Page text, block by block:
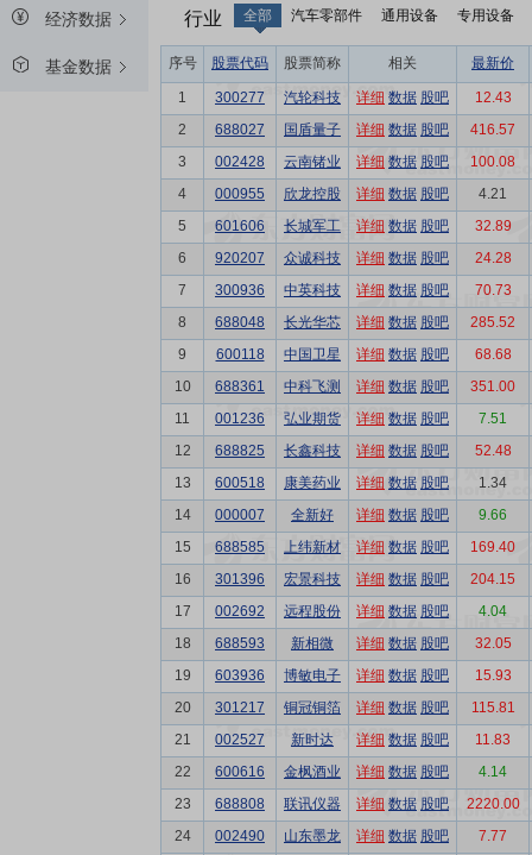
经济数据
基金数据
行业 全部 汽车零部件 通用设备 专用设备
序号 股票代码 股票简称 相关 最新价
1 300277 汽轮科技 详细 数据 股吧
12.43
2
688027 国盾量子 详细 数据 股吧
416.57
3
002428 云南锗业 详细 数据 股吧
100.08
4
000955 欣龙控股 详细 数据 股吧
4.21
5
601606 长城军工 详细 数据 股吧
32.89
6
920207 众诚科技 详细 数据 股吧
24.28
7
300936 中英科技 详细 数据 股吧
70.73
8
688048 长光华芯 详细 数据 股吧
285.52
9
600118 中国卫星 详细 数据 股吧
68.68
10
688361 中科飞测 详细 数据 股吧
351.00
11
001236 弘业期货 详细 数据 股吧
7.51
12
688825 长鑫科技 详细 数据 股吧
52.48
13
600518 康美药业 详细 数据 股吧
1.34
14
000007 全新好 详细 数据 股吧
9.66
15
688585 上纬新材 详细 数据 股吧
169.40
16
301396 宏景科技 详细 数据 股吧
204.15
17
002692 远程股份 详细 数据 股吧
4.04
18
688593 新相微 详细 数据 股吧
32.05
19
603936 博敏电子 详细 数据 股吧
15.93
20
301217 铜冠铜箔 详细 数据 股吧
115.81
21
002527 新时达 详细 数据 股吧
11.83
22
600616 金枫酒业 详细 数据 股吧
4.14
23
688808 联讯仪器 详细 数据 股吧
2220.00
24
002490 山东墨龙 详细 数据 股吧
7.77